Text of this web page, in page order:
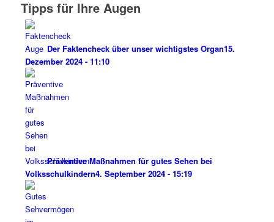
Tipps für Ihre Augen
Der Faktencheck über unser wichtigstes Organ15.
Dezember 2024 - 11:10
Präventive Maßnahmen für gutes Sehen bei
Volksschulkindern4. September 2024 - 15:19